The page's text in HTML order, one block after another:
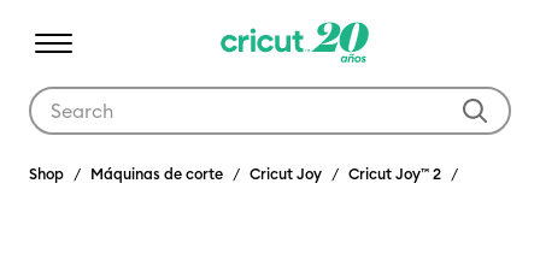
Shop Máquinas de corte Cricut Joy Cricut Joy™ 2